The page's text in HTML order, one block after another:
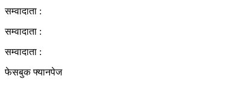
सम्वादाता :
सम्वादाता :
सम्वादाता :
फेसबुक फ्यानपेज